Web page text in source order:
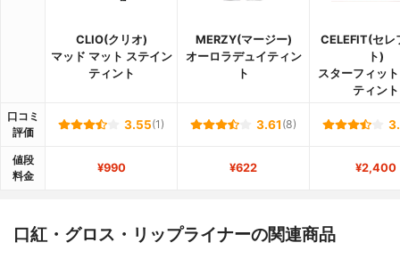
CLIO(クリオ)
マッド マット ステイン
ティント
MERZY(マージー)
オーロラデュイティン
ト
CELEFIT(セレ
ト)
スターフィッ
ティント
口コミ
評価
3.55(1) 3.61 (8)
値段
料金
¥990 ¥622 ¥2,400
口紅・グロス・リップライナーの関連商品